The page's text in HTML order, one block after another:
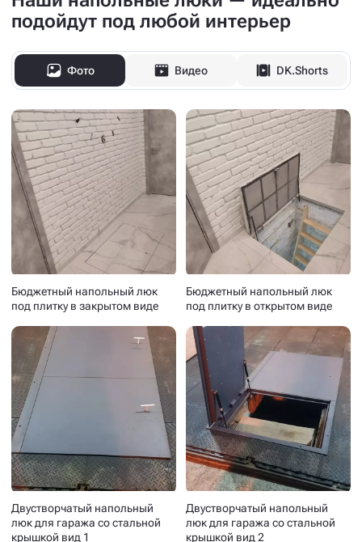
подойдут под любой интерьер
Фото Видео DK.Shorts
Бюджетный напольный люк
под плитку в закрытом виде
Бюджетный напольный люк
под плитку в открытом виде
Двустворчатый напольный
люк для гаража со стальной
крышкой вид 1
Двустворчатый напольный
люк для гаража со стальной
крышкой вид 2